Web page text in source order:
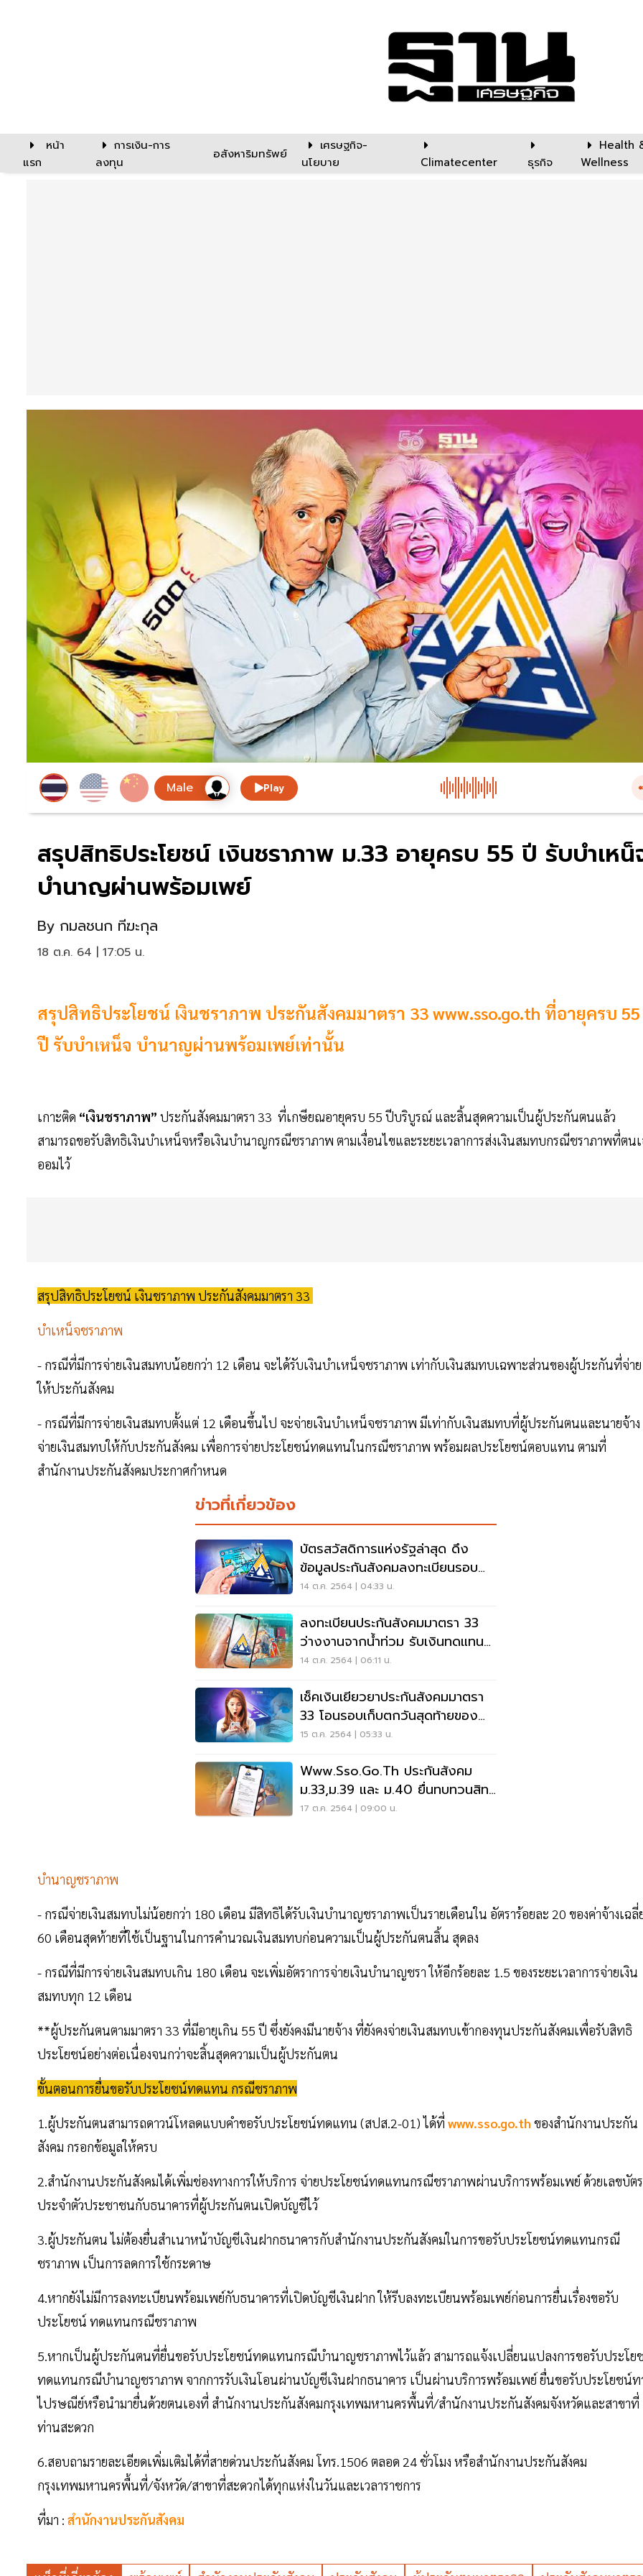
หน้า
แรก
การเงิน-การ
ลงทุน
อสังหาริมทรัพย์
เศรษฐกิจ-
นโยบาย
Climatecenter ธุรกิจ
Health
Wellness
Play
สรุปสิทธิประโยชน์ เงินชราภาพ ม.33 อายุครบ 55 ปี รับบำเหน็
บำนาญผ่านพร้อมเพย์
By กมลชนก ทีฆะกุล
18 ต.ค. 64 | 17:05 น.
สรุปสิทธิประโยชน์ เงินชราภาพ ประกันสังคมมาตรา 33 www.sso.go.th ที่อายุครบ 55
ปี รับบำเหน็จ บำนาญผ่านพร้อมเพย์เท่านั้น
เกาะติด “เงินชราภาพ” ประกันสังคมมาตรา 33 ที่เกษียณอายุครบ 55 ปีบริบูรณ์ และสิ้นสุดความเป็นผู้ประกันตนแล้ว
สามารถขอรับสิทธิเงินบำเหน็จหรือเงินบำนาญกรณีชราภาพ ตามเงื่อนไขและระยะเวลาการส่งเงินสมทบกรณีชราภาพที่ตนเ
ออมไว้
สรุปสิทธิประโยชน์ เงินชราภาพ ประกันสังคมมาตรา 33
บำเหน็จชราภาพ
- กรณีที่มีการจ่ายเงินสมทบน้อยกว่า 12 เดือน จะได้รับเงินบำเหน็จชราภาพ เท่ากับเงินสมทบเฉพาะส่วนของผู้ประกันที่จ่าย
ให้ประกันสังคม
- กรณีที่มีการจ่ายเงินสมทบตั้งแต่ 12 เดือนขึ้นไป จะจ่ายเงินบำเหน็จชราภาพ มีเท่ากับเงินสมทบที่ผู้ประกันตนและนายจ้าง
จ่ายเงินสมทบให้กับประกันสังคม เพื่อการจ่ายประโยชน์ทดแทนในกรณีชราภาพ พร้อมผลประโยชน์ตอบแทน ตามที่
สำนักงานประกันสังคมประกาศกำหนด
ข่าวที่เกี่ยวข้อง
บัตรสวัสดิการแห่งรัฐล่าสุด ดึง
ข้อมูลประกันสังคมลงทะเบียนรอบ
ใหม่
14 ต.ค. 2564 | 04:33 น.
ลงทะเบียนประกันสังคมมาตรา 33
ว่างงานจากน้ำท่วม รับเงินทดแทน
50% เช็คขั้นตอน
14 ต.ค. 2564 | 06:11 น.
เช็คเงินเยียวยาประกันสังคมมาตรา
33 โอนรอบเก็บตกวันสุดท้ายของ
สัปดาห์นี้
15 ต.ค. 2564 | 05:33 น.
Www.sso.go.th ประกันสังคม
ม.33,ม.39 และ ม.40 ยื่นทบทวนสิทธิ
ถึงวันไหนเช็คเลย
17 ต.ค. 2564 | 09:00 น.
บำนาญชราภาพ
- กรณีจ่ายเงินสมทบไม่น้อยกว่า 180 เดือน มีสิทธิได้รับเงินบำนาญชราภาพเป็นรายเดือนใน อัตราร้อยละ 20 ของค่าจ้างเฉลี่
60 เดือนสุดท้ายที่ใช้เป็นฐานในการคำนวณเงินสมทบก่อนความเป็นผู้ประกันตนสิ้น สุดลง
- กรณีที่มีการจ่ายเงินสมทบเกิน 180 เดือน จะเพิ่มอัตราการจ่ายเงินบำนาญชรา ให้อีกร้อยละ 1.5 ของระยะเวลาการจ่ายเงิน
สมทบทุก 12 เดือน
**ผู้ประกันตนตามมาตรา 33 ที่มีอายุเกิน 55 ปี ซึ่งยังคงมีนายจ้าง ที่ยังคงจ่ายเงินสมทบเข้ากองทุนประกันสังคมเพื่อรับสิทธิ
ประโยชน์อย่างต่อเนื่องจนกว่าจะสิ้นสุดความเป็นผู้ประกันตน
ขั้นตอนการยื่นขอรับประโยชน์ทดแทน กรณีชราภาพ
1.ผู้ประกันตนสามารถดาวน์โหลดแบบคําขอรับประโยชน์ทดแทน (สปส.2-01) ได้ที่ www.sso.go.th ของสํานักงานประกัน
สังคม กรอกข้อมูลให้ครบ
2.สํานักงานประกันสังคมได้เพิ่มช่องทางการให้บริการ จ่ายประโยชน์ทดแทนกรณีชราภาพผ่านบริการพร้อมเพย์ ด้วยเลขบัตร
ประจําตัวประชาชนกับธนาคารที่ผู้ประกันตนเปิดบัญชีไว้
3.ผู้ประกันตน ไม่ต้องยื่นสําเนาหน้าบัญชีเงินฝากธนาคารกับสํานักงานประกันสังคมในการขอรับประโยชน์ทดแทนกรณี
ชราภาพ เป็นการลดการใช้กระดาษ
4.หากยังไม่มีการลงทะเบียนพร้อมเพย์กับธนาคารที่เปิดบัญชีเงินฝาก ให้รีบลงทะเบียนพร้อมเพย์ก่อนการยื่นเรื่องขอรับ
ประโยชน์ ทดแทนกรณีชราภาพ
5.หากเป็นผู้ประกันตนที่ยื่นขอรับประโยชน์ทดแทนกรณีบํานาญชราภาพไว้แล้ว สามารถแจ้งเปลี่ยนแปลงการขอรับประโย
ทดแทนกรณีบํานาญชราภาพ จากการรับเงินโอนผ่านบัญชีเงินฝากธนาคาร เป็นผ่านบริการพร้อมเพย์ ยื่นขอรับประโยชน์ท
ไปรษณีย์หรือนํามายื่นด้วยตนเองที่ สํานักงานประกันสังคมกรุงเทพมหานครพื้นที่/สํานักงานประกันสังคมจังหวัดและสาขาที่
ท่านสะดวก
6.สอบถามรายละเอียดเพิ่มเติมได้ที่สายด่วนประกันสังคม โทร.1506 ตลอด 24 ชั่วโมง หรือสํานักงานประกันสังคม
กรุงเทพมหานครพื้นที่/จังหวัด/สาขาที่สะดวกได้ทุกแห่งในวันและเวลาราชการ
ที่มา : สํานักงานประกันสังคม